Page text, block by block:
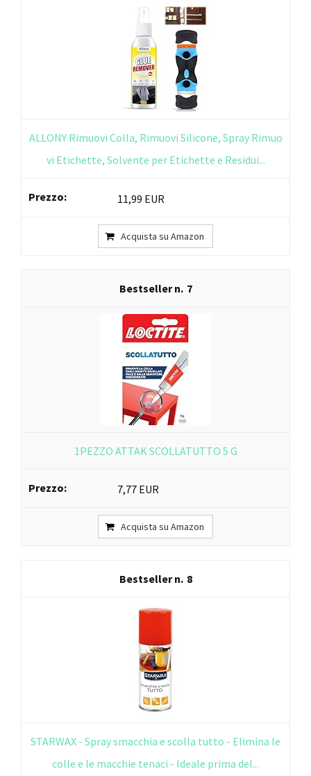
ALLONY Rimuovi Colla, Rimuovi Silicone, Spray Rimuo
vi Etichette, Solvente per Etichette e Residui...
11,99 EUR
Acquista su Amazon
7
1PEZZO ATTAK SCOLLATUTTO 5 G
7,77 EUR
Acquista su Amazon
8
STARWAX - Spray smacchia e scolla tutto - Elimina le
colle e le macchie tenaci - Ideale prima del...